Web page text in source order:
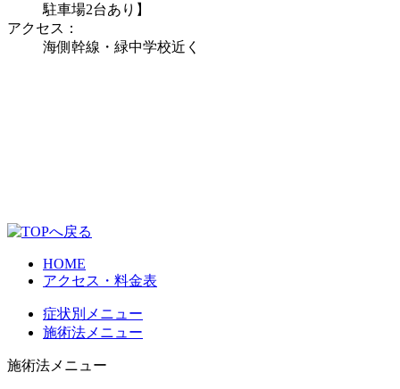
駐車場2台あり】
アクセス：
海側幹線・緑中学校近く
HOME
アクセス・料金表
症状別メニュー
施術法メニュー
施術法メニュー